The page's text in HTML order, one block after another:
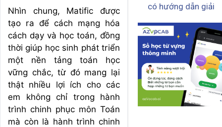
Nhìn chung, Matific được
tạo ra để cách mạng hóa
cách dạy và học toán, đồng
thời giúp học sinh phát triển
một nền tảng toán học
vững chắc, từ đó mang lại
thật nhiều lợi ích cho các
em không chỉ trong hành
trình chinh phục môn Toán
mà còn là hành trình chinh
có hướng dẫn giải